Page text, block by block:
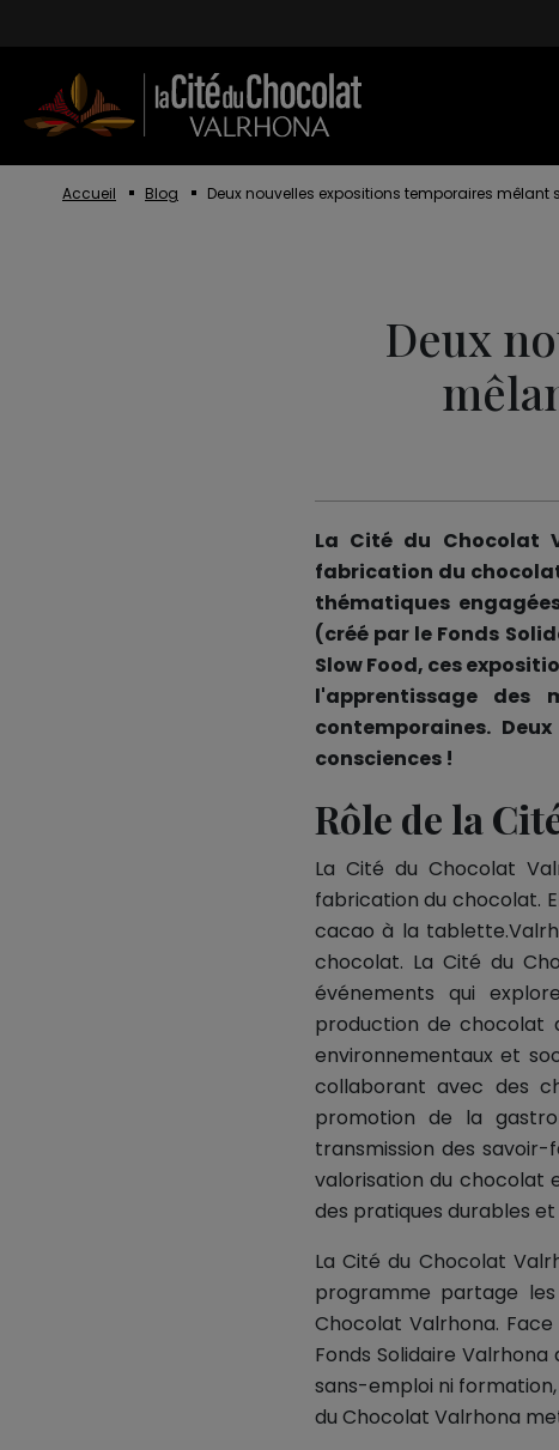
Accueil Blog Deux nouvelles expositions temporaires
Deux
La Cité du Chocolat
fabrication du
thématiques
(créé par le Fonds
Slow Food, ces
l'apprentissage des
contemporaines.
consciences !
Rôle de la
La Cité du Chocolat
fabrication du chocolat.
cacao à la
chocolat. La Cité du
événements qui
production de chocolat
environnementaux et
collaborant avec des
promotion de la
transmission des
valorisation du chocolat
des pratiques durables
La Cité du Chocolat
programme partage
Chocolat Valrhona.
Fonds Solidaire
sans-emploi ni
du Chocolat Valrhona